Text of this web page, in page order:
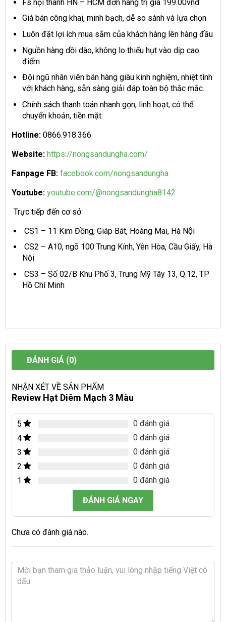
Fs nội thành HN – HCM đơn hàng trị giá 199.00vnđ
Giá bán công khai, minh bạch, dễ so sánh và lựa chọn
Luôn đặt lợi ích mua sắm của khách hàng lên hàng đầu
Nguồn hàng dồi dào, không lo thiếu hụt vào dịp cao
điểm
Đội ngũ nhân viên bán hàng giàu kinh nghiệm, nhiệt tình
với khách hàng, sẵn sàng giải đáp toàn bộ thắc mắc.
Chính sách thanh toán nhanh gọn, linh hoạt, có thể
chuyển khoản, tiền mặt.
Hotline: 0866.918.366
Website: https://nongsandungha.com/
Fanpage FB: facebook.com/nongsandungha
Youtube: youtube.com/@nongsandungha8142
Trực tiếp đến cơ sở
CS1 – 11 Kim Đồng, Giáp Bát, Hoàng Mai, Hà Nội
CS2 – A10, ngõ 100 Trung Kính, Yên Hòa, Cầu Giấy, Hà
Nội
CS3 – Số 02/B Khu Phố 3, Trung Mỹ Tây 13, Q.12, TP
Hồ Chí Minh
ĐÁNH GIÁ (0)
NHẬN XÉT VỀ SẢN PHẨM
Review Hạt Diêm Mạch 3 Màu
5
0 đánh giá
4
0 đánh giá
3
0 đánh giá
2
0 đánh giá
1
0 đánh giá
ĐÁNH GIÁ NGAY
Chưa có đánh giá nào.